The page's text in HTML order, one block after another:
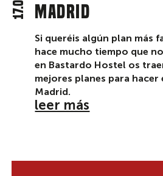
Madrid
Si queréis algún plan más
hace mucho tiempo que
en Bastardo Hostel os
mejores planes para hacer
Madrid.
leer más